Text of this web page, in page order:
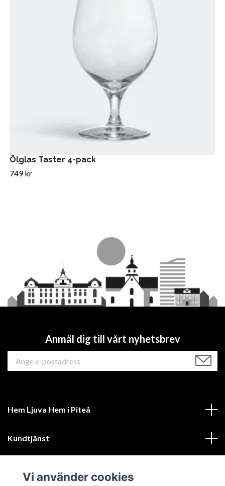
Ölglas Taster 4-pack
749 kr
Anmäl dig till vårt nyhetsbrev
Hem Ljuva Hem i Piteå
Kundtjänst
Vi använder cookies